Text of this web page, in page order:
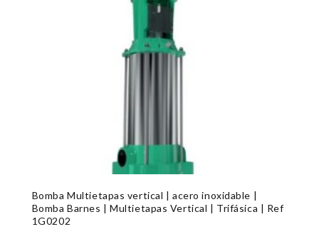
Bomba Multietapas vertical | acero inoxidable |
Bomba Barnes | Multietapas Vertical | Trifásica | Ref
1G0202